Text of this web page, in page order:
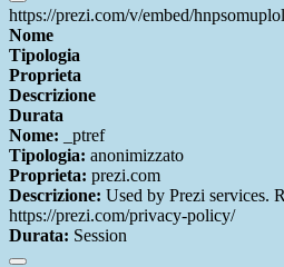
https://prezi.com/v/embed/
Nome
Tipologia
Proprieta
Descrizione
Durata
Nome: _ptref
Tipologia: anonimizzato
Proprieta: prezi.com
Descrizione: Used by Prezi services.
https://prezi.com/privacy-policy/
Durata: Session